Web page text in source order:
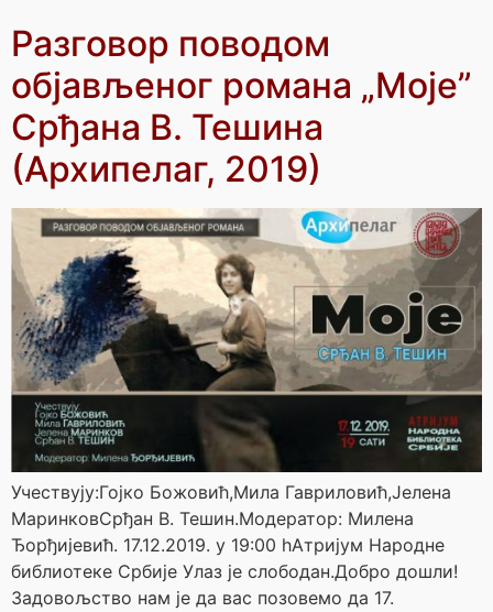
Разговор поводом
објављеног романа „Моје”
Срђана В. Тешина
(Архипелаг, 2019)
Учествују:Гојко Божовић,Мила Гавриловић,Јелена
МаринковСрђан В. Тешин.Модератор: Милена
Ђорђијевић. 17.12.2019. у 19:00 hАтријум Народне
библиотеке Србије Улаз је слободан.Добро дошли!
Задовољство нам је да вас позовемо да 17.